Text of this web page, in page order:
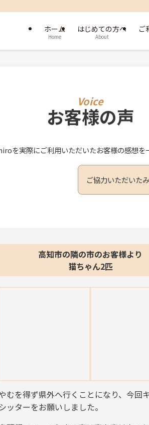
ホーム
Home
はじめての方へ
About
ご
お客様の声
を実際にご利用いただいたお客様の感想を
ご協力いただいた
高知市の隣の市のお客様より
猫ちゃん2匹
むを得ず県外へ行くことになり、今回
シッターをお願いしました。